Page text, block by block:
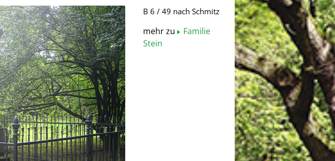
B 6 / 49 nach Schmitz
mehr zu
Familie
Stein